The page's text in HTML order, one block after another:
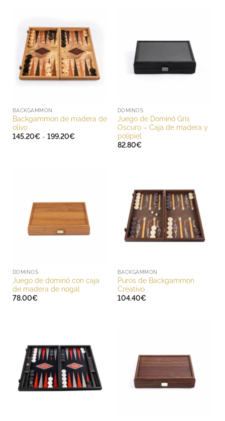
BACKGAMMON
Backgammon de madera de
olivo
145.20€ - 199.20€Rango
DOMINOS
Juego de Dominó Gris
Oscuro – Caja de madera y
polipiel
82.80€
DOMINOS
Juego de dominó con caja
de madera de nogal
78.00€
BACKGAMMON
Puros de Backgammon
Creativo
104.40€